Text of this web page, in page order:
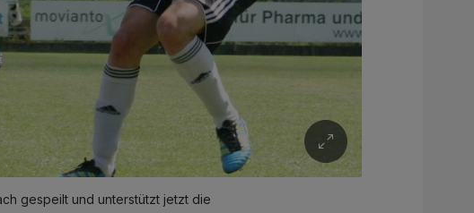
gespeilt und unterstützt jetzt die